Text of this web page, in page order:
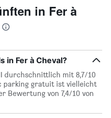
in Fer à
in Fer à Cheval?
durchschnittlich mit 8,7/10
parking gratuit ist vielleicht
Bewertung von 7,4/10 von